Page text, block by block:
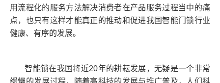
用流程化的服务方法解决消费者在产品服务过程当中的痛
点，也只有这样才能真正的推动和促进我国智能门锁行业
健康、有序的发展。
智能锁在我国将近20年的耕耘发展，无疑是一个非常